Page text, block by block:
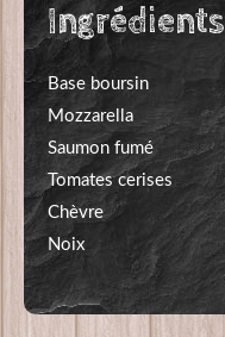
Ingrédients
Base boursin
Mozzarella
Saumon fumé
Tomates cerises
Chèvre
Noix